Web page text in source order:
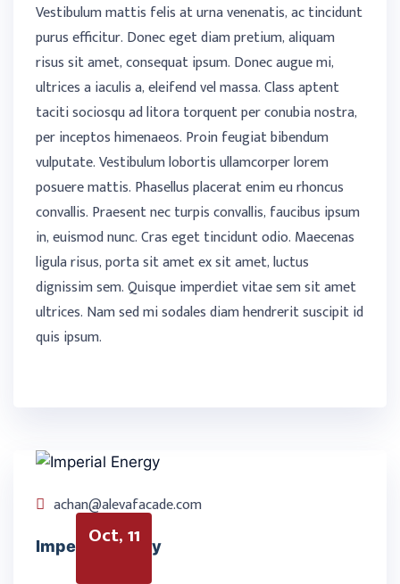
Vestibulum mattis felis at urna venenatis, ac tincidunt
purus efficitur. Donec eget diam pretium, aliquam
risus sit amet, consequat ipsum. Donec augue mi,
ultrices a iaculis a, eleifend vel massa. Class aptent
taciti sociosqu ad litora torquent per conubia nostra,
per inceptos himenaeos. Proin feugiat bibendum
vulputate. Vestibulum lobortis ullamcorper lorem
posuere mattis. Phasellus placerat enim eu rhoncus
convallis. Praesent nec turpis convallis, faucibus ipsum
in, euismod nunc. Cras eget tincidunt odio. Maecenas
ligula risus, porta sit amet ex sit amet, luctus
dignissim sem. Quisque imperdiet vitae sem sit amet
ultrices. Nam sed mi sodales diam hendrerit suscipit id
quis ipsum.
Oct, 11
achan@alevafacade.com
Imperial Energy